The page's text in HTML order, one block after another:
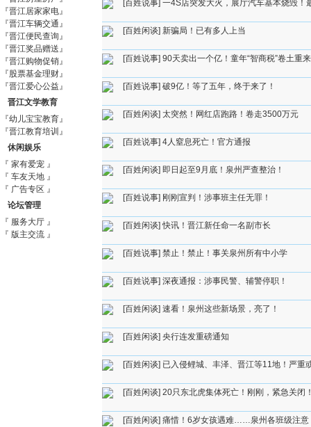
『晋江居家家电』
『晋江车辆交通』
『晋江便民查询』
『晋江奖品赠送』
『晋江购物促销』
『股票基金理财』
『晋江爱心公益』
晋江文学教育
『幼儿宝宝教育』
『晋江教育培训』
休闲娱乐
『 家有爱宠 』
『 车友天地 』
『 广告专区 』
论坛管理
『 服务大厅 』
『 版主交流 』
[百姓说事] 一4S店突发大火，展厅汽车基本烧毁！
[百姓闲谈] 新骗局！已有多人上当
[百姓说事] 90天卖出一个亿！童年“智商税”卷土重
[百姓说事] 破9亿！等了五年，终于来了！
[百姓闲谈] 太突然！网红店跑路！卷走3500万元
[百姓说事] 4人窒息死亡！官方通报
[百姓闲谈] 即日起至9月底！泉州严查整治！
[百姓说事] 刚刚宣判！涉事班主任无罪！
[百姓闲谈] 快讯！晋江新任命一名副市长
[百姓说事] 禁止！禁止！事关泉州所有中小学
[百姓说事] 深夜通报：涉事民警、辅警停职！
[百姓闲谈] 速看！泉州这些新场景，亮了！
[百姓闲谈] 央行连发重磅通知
[百姓闲谈] 已入侵鲤城、丰泽、晋江等11地！严重
[百姓闲谈] 20只东北虎集体死亡！刚刚，紧急关闭
[百姓闲谈] 痛惜！6岁女孩遇难……泉州各班级注意